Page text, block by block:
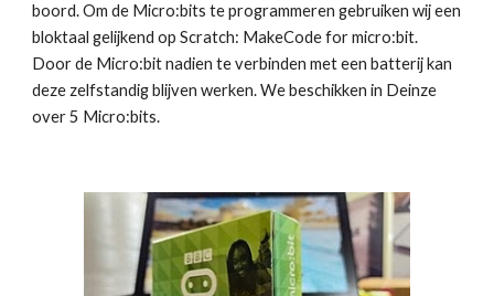
boord. Om de Micro:bits te programmeren gebruiken wij een
bloktaal gelijkend op Scratch: MakeCode for micro:bit.
Door de Micro:bit nadien te verbinden met een batterij kan
deze zelfstandig blijven werken. We beschikken in Deinze
over 5 Micro:bits.